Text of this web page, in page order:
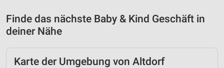
Finde das nächste Baby & Kind Geschäft in
deiner Nähe
Karte der Umgebung von Altdorf